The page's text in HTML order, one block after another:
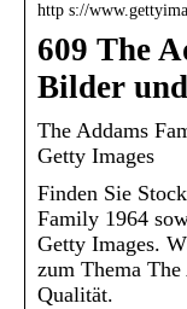
http s://
609 The
Bilder
The Addams
Getty Images
Finden Sie
Family 1964
Getty Images.
zum Thema
Qualität.